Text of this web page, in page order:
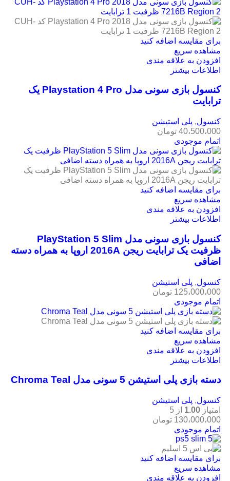
برای مقایسه اضافه کنید
مشاهده سریع
افزودن به علاقه مندی
اطلاعات بیشتر
کنسول بازی سونی مدل Playstation 4 Pro یک
ترابایت
کنسول, پلی استیشن
40،500،000 تومان
اتمام موجودی
برای مقایسه اضافه کنید
مشاهده سریع
افزودن به علاقه مندی
اطلاعات بیشتر
کنسول بازی سونی مدل PlayStation 5 Slim
ظرفیت یک ترابایت ریجن 2016A اروپا به همراه دسته
اضافی
کنسول, پلی استیشن
125،000،000 تومان
اتمام موجودی
برای مقایسه اضافه کنید
مشاهده سریع
افزودن به علاقه مندی
اطلاعات بیشتر
دسته بازی پلی استیشن 5 سونی مدل Chroma Teal
کنسول, پلی استیشن
امتیاز 1.00 از 5
130،000،000 تومان
اتمام موجودی
برای مقایسه اضافه کنید
مشاهده سریع
افزودن به علاقه مندی